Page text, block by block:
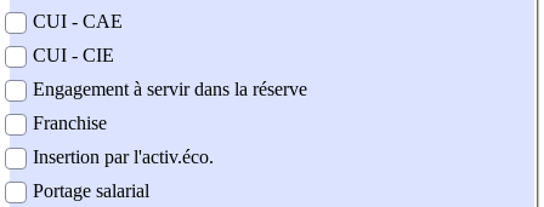
CUI - CAE
CUI - CIE
Engagement à servir dans la réserve
Franchise
Insertion par l'activ.éco.
Portage salarial